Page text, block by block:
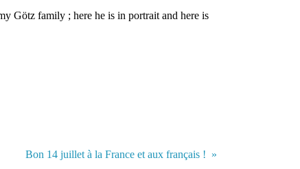
Götz family ; here he is in portrait and here is
Bon 14 juillet à la France et aux français !